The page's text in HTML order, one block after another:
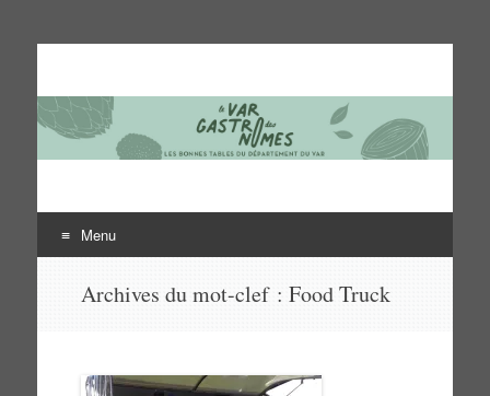
Le Var des gastronomes
Les bonnes tables du département du Var
Menu
Archives du mot-clef : Food Truck